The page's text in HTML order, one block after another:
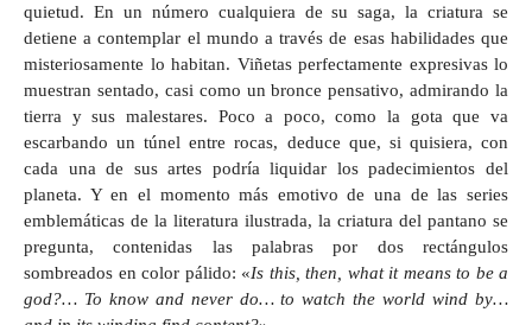
quietud. En un número cualquiera de su saga, la criatura se
detiene a contemplar el mundo a través de esas habilidades que
misteriosamente lo habitan. Viñetas perfectamente expresivas lo
muestran sentado, casi como un bronce pensativo, admirando la
tierra y sus malestares. Poco a poco, como la gota que va
escarbando un túnel entre rocas, deduce que, si quisiera, con
cada una de sus artes podría liquidar los padecimientos del
planeta. Y en el momento más emotivo de una de las series
emblemáticas de la literatura ilustrada, la criatura del pantano se
pregunta, contenidas las palabras por dos rectángulos
sombreados en color pálido: «Is this, then, what it means to be a
god?… To know and never do… to watch the world wind by…